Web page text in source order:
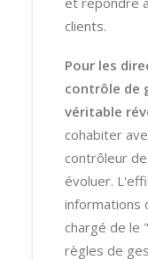
clients.
Pour les
contrôle de
véritable
cohabiter
contrôleur
évoluer.
informations
chargé de le
règles de